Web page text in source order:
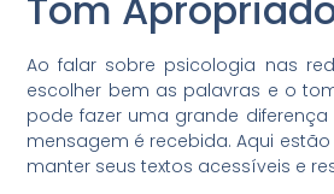
Ao falar sobre psicologia nas
escolher bem as palavras e o
pode fazer uma grande
mensagem é recebida. Aqui
manter seus textos acessíveis e